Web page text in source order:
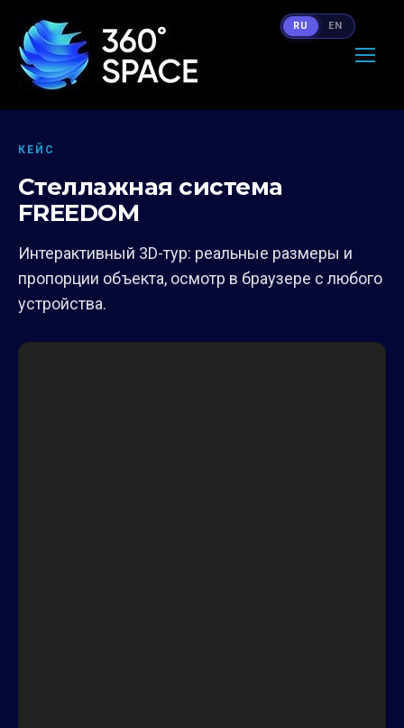
КЕЙС
Стеллажная система
FREEDOM
Интерактивный 3D-тур: реальные размеры и
пропорции объекта, осмотр в браузере с любого
устройства.
RU EN